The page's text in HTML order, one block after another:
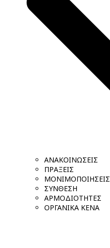
ΑΝΑΚΟΙΝΩΣΕΙΣ
ΠΡΑΞΕΙΣ
ΜΟΝΙΜΟΠΟΙΗΣΕΙΣ
ΣΥΝΘΕΣΗ
ΑΡΜΟΔΙΟΤΗΤΕΣ
ΟΡΓΑΝΙΚΑ ΚΕΝΑ